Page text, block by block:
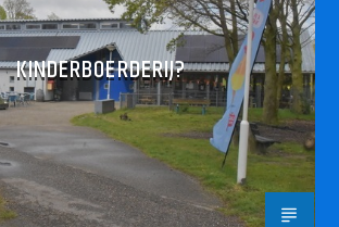
KINDERBOERDERIJ?